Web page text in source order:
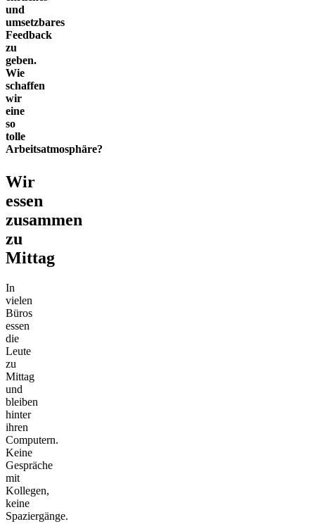
und
umsetzbares
Feedback
zu
geben.
Wie
schaffen
wir
eine
so
tolle
Arbeitsatmosphäre?
Wir
essen
zusammen
zu
Mittag
In
vielen
Büros
essen
die
Leute
zu
Mittag
und
bleiben
hinter
ihren
Computern.
Keine
Gespräche
mit
Kollegen,
keine
Spaziergänge.